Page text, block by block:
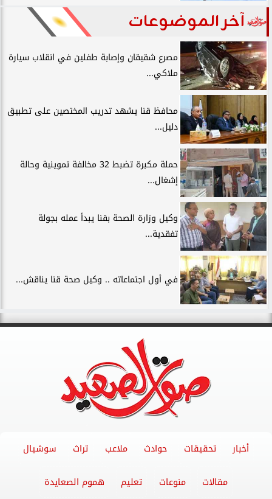
آخر الموضوعات
مصرع شقيقان وإصابة طفلين في انقلاب سيارة
ملاكي...
محافظ قنا يشهد تدريب المختصين على تطبيق
دليل...
حملة مكبرة تضبط 32 مخالفة تموينية وحالة
إشغال...
وكيل وزارة الصحة بقنا يبدأ عمله بجولة
تفقدية...
في أول اجتماعاته .. وكيل صحة قنا يناقش...
أخبار تحقيقات حوادث ملاعب تراث سوشيال
مقالات منوعات تعليم هموم الصعايدة